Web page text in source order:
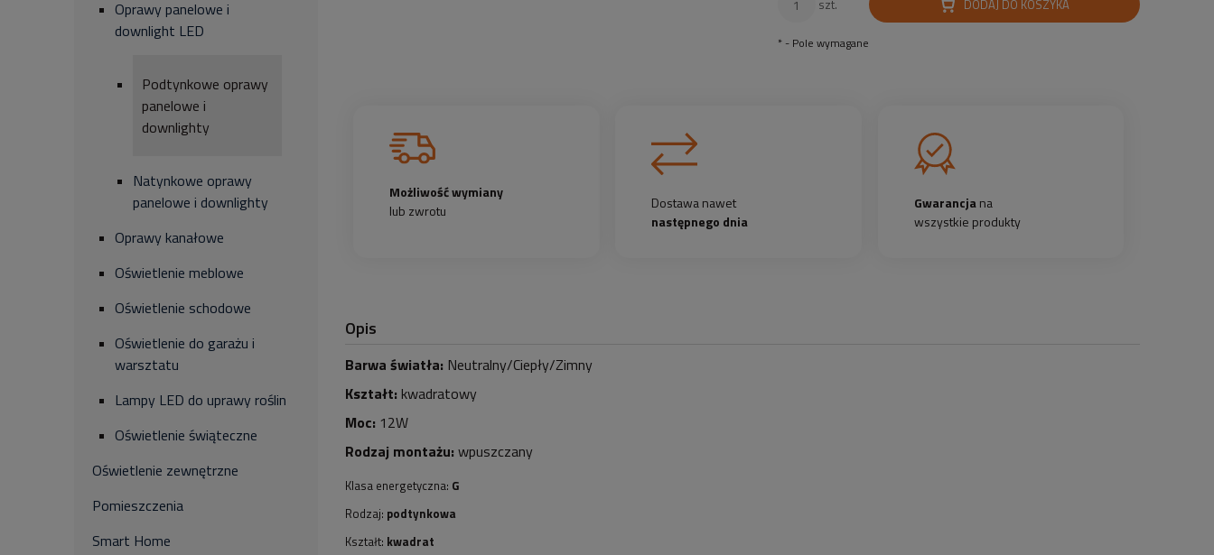
Oprawy panelowe i
downlight LED
Podtynkowe oprawy
panelowe i
downlighty
Natynkowe oprawy
panelowe i downlighty
Oprawy kanałowe
Oświetlenie meblowe
Oświetlenie schodowe
Oświetlenie do garażu i
warsztatu
Lampy LED do uprawy roślin
Oświetlenie świąteczne
Oświetlenie zewnętrzne
Pomieszczenia
Smart Home
szt. DODAJ DO KOSZYKA
* - Pole wymagane
Możliwość wymiany
lub zwrotu
Dostawa nawet
następnego dnia
Gwarancjana
wszystkie produkty
Opis
Barwa światła: Neutralny/Ciepły/Zimny
Kształt: kwadratowy
Moc: 12W
Rodzaj montażu: wpuszczany
Klasa energetyczna: G
Rodzaj: podtynkowa
Kształt: kwadrat